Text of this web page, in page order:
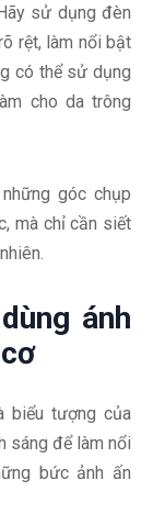
sử dụng đèn
rệt, làm nổi bật
có thể sử dụng
cho da trông
góc chụp
mà chỉ cần siết
ánh
biểu tượng của
sáng để làm nổi
bức ảnh ấn